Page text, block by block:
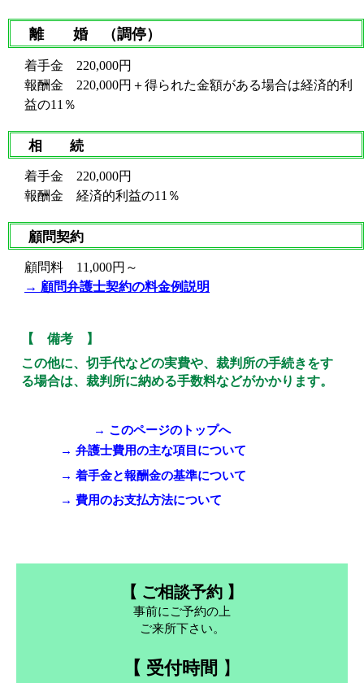
離 婚 （調停）
着手金 220,000円
報酬金 220,000円＋得られた金額がある場合は経済的利
益の11％
相 続
着手金 220,000円
報酬金 経済的利益の11％
顧問契約
顧問料 11,000円～
→ 顧問弁護士契約の料金例説明
【 備考 】
この他に、切手代などの実費や、裁判所の手続きをす
る場合は、裁判所に納める手数料などがかかります。
→ このページのトップへ
→ 弁護士費用の主な項目について
→ 着手金と報酬金の基準について
→ 費用のお支払方法について
【 ご相談予約 】
事前にご予約の上
ご来所下さい。
【 受付時間 】